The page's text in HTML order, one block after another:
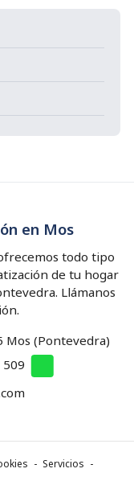
en Mos
todo tipo
de tu hogar
Llámanos
Mos (Pontevedra)
- Servicios -